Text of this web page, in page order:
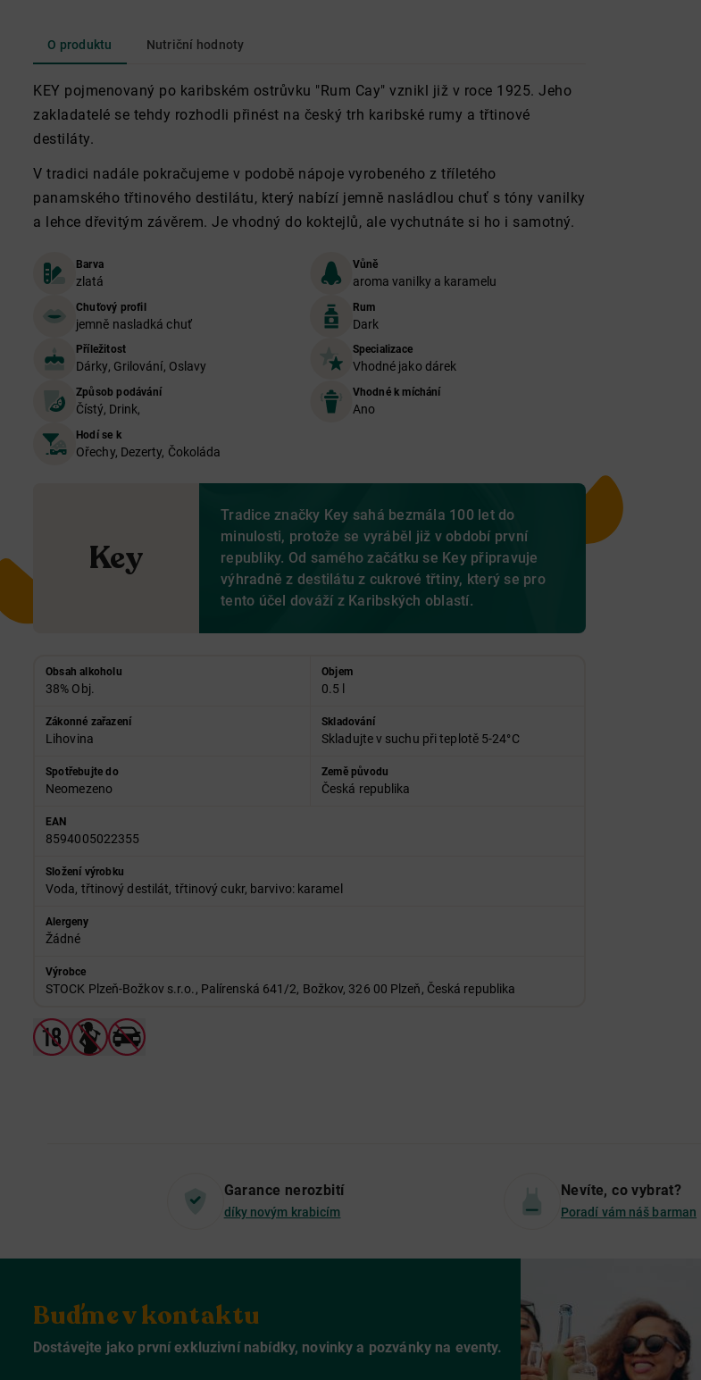
O produktu Nutriční hodnoty
KEY pojmenovaný po karibském ostrůvku "Rum Cay" vznikl již v roce 1925. Jeho
zakladatelé se tehdy rozhodli přinést na český trh karibské rumy a třtinové
destiláty.
V tradici nadále pokračujeme v podobě nápoje vyrobeného z tříletého
panamského třtinového destilátu, který nabízí jemně nasládlou chuť s tóny vanilky
a lehce dřevitým závěrem. Je vhodný do koktejlů, ale vychutnáte si ho i samotný.
Barva
zlatá
Vůně
aroma vanilky a karamelu
Chuťový profil
jemně nasladká chuť
Rum
Dark
Příležitost
Dárky, Grilování, Oslavy
Specializace
Vhodné jako dárek
Způsob podávání
Čístý, Drink,
Vhodné k míchání
Ano
Hodí se k
Ořechy, Dezerty, Čokoláda
Key
Tradice značky Key sahá bezmála 100 let do
minulosti, protože se vyráběl již v období první
republiky. Od samého začátku se Key připravuje
výhradně z destilátu z cukrové třtiny, který se pro
tento účel dováží z Karibských oblastí.
Obsah alkoholu
38% Obj.
Objem
0.5 l
Zákonné zařazení
Lihovina
Skladování
Skladujte v suchu při teplotě 5-24°C
Spotřebujte do
Neomezeno
Země původu
Česká republika
EAN
8594005022355
Složení výrobku
Voda, třtinový destilát, třtinový cukr, barvivo: karamel
Alergeny
Žádné
Výrobce
STOCK Plzeň-Božkov s.r.o., Palírenská 641/2, Božkov, 326 00 Plzeň, Česká republika
Garance nerozbití
díky novým krabicím
Nevíte, co vybrat?
Poradí vám náš barman
Buďme v kontaktu
Dostávejte jako první exkluzivní nabídky, novinky a pozvánky na eventy.